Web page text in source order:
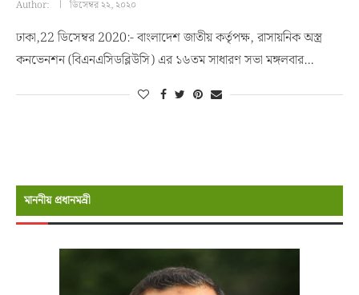
Author: ডিসেম্বর ২২, ২০২০
ঢাকা,22 ডিসেম্বর 2020:- বাংলাদেশ জাতীয় কর্তৃপক্ষ, রাসায়নিক অস্ত্র
কনভেনশন (বিএনএসিডব্লিউসি) এর ১৬তম সাধারণ সভা মঙ্গলবার…
মাননীয় প্রধানমন্রী